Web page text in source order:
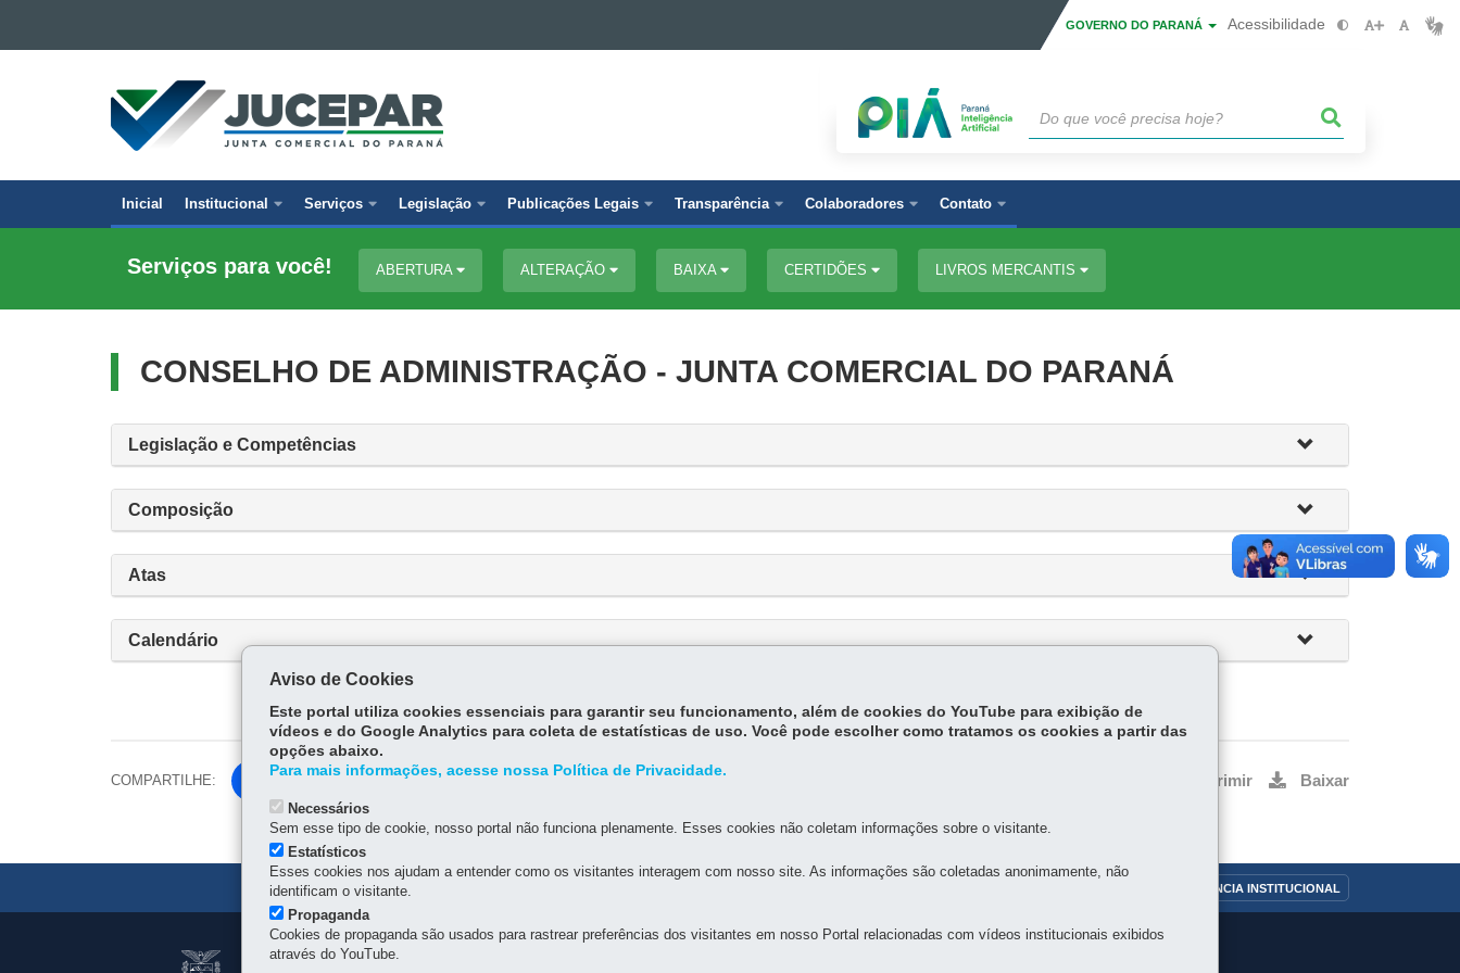
Ir para a busca
Mapa do site
GOVERNO DO PARANÁ Acessibilidade
JUNTA
COMERCIAL
DO
Navegação
principal
Inicial Institucional Serviços Legislação Publicações Legais Transparência Colaboradores Contato
Serviços para você! ABERTURA ALTERAÇÃO BAIXA CERTIDÕES LIVROS MERCANTIS
CONSELHO DE ADMINISTRAÇÃO - JUNTA COMERCIAL DO PARANÁ
Legislação e Competências
Composição
Atas
Calendário
COMPARTILHE:
Fa
ce
bo
ok
Tw
itt
er
Imprimir Baixar
TRANSPARÊNCIA INSTITUCIONAL
Navegação
JUNTA COMERCIAL DO PARANÁ
Aviso de Cookies
Este portal utiliza cookies essenciais para garantir seu funcionamento, além de cookies do YouTube para exibição de
vídeos e do Google Analytics para coleta de estatísticas de uso. Você pode escolher como tratamos os cookies a partir das
opções abaixo.
Para mais informações, acesse nossa Política de Privacidade.
Necessários
Sem esse tipo de cookie, nosso portal não funciona plenamente. Esses cookies não coletam informações sobre o visitante.
Estatísticos
Esses cookies nos ajudam a entender como os visitantes interagem com nosso site. As informações são coletadas anonimamente, não
identificam o visitante.
Propaganda
Cookies de propaganda são usados para rastrear preferências dos visitantes em nosso Portal relacionadas com vídeos institucionais exibidos
através do YouTube.